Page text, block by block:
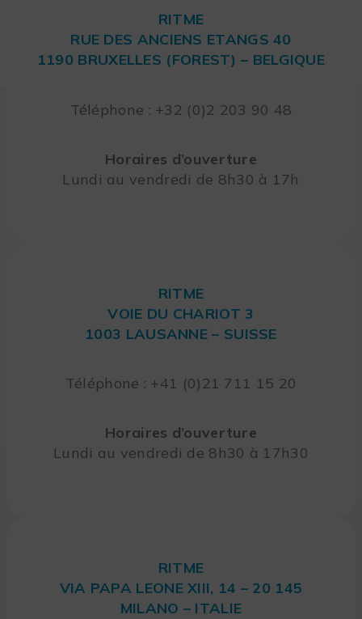
RITME
RUE DES ANCIENS ETANGS 40
1190 BRUXELLES (FOREST) – BELGIQUE
Téléphone : +32 (0)2 203 90 48
Horaires d’ouverture
Lundi au vendredi de 8h30 à 17h
RITME
VOIE DU CHARIOT 3
1003 LAUSANNE – SUISSE
Téléphone : +41 (0)21 711 15 20
Horaires d’ouverture
Lundi au vendredi de 8h30 à 17h30
RITME
VIA PAPA LEONE XIII, 14 – 20 145
MILANO – ITALIE